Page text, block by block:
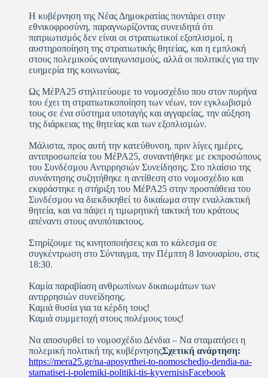
Η κυβέρνηση της Νέας Δημοκρατίας ποντάρει στην
εθνικοφροσύνη, παραγνωρίζοντας συνειδητά ότι
πατριωτισμός δεν είναι οι στρατιωτικοί εξοπλισμοί, η
αυστηροποίηση της στρατιωτικής θητείας, και η εμπλοκή
στους πολεμικούς ανταγωνισμούς, αλλά οι πολιτικές για την
ευημερία της κοινωνίας.
Ως ΜέΡΑ25 στηλιτεύουμε το νομοσχέδιο που στον πυρήνα
του έχει τη στρατιωτικοποίηση των νέων, τον εγκλωβισμό
τους σε ένα σύστημα υποταγής και αγγαρείας, την αύξηση
της διάρκειας της θητείας και των εξοπλισμών.
Μάλιστα, προς αυτή την κατεύθυνση, πριν λίγες ημέρες,
αντιπροσωπεία του ΜέΡΑ25, συναντήθηκε με εκπροσώπους
του Συνδέσμου Αντιρρησιών Συνείδησης. Στο πλαίσιο της
συνάντησης συζητήθηκε η αντίθεση στο νομοσχέδιο και
εκφράστηκε η στήριξη του ΜέΡΑ25 στην προσπάθεια του
Συνδέσμου να διεκδικηθεί το δικαίωμα στην εναλλακτική
θητεία, και να πάψει η τιμωρητική τακτική του κράτους
απέναντι στους ανυπότακτους.
Στηρίζουμε τις κινητοποιήσεις και το κάλεσμα σε
συγκέντρωση στο Σύνταγμα, την Πέμπτη 8 Ιανουαρίου, στις
18:30.
Καμία παραβίαση ανθρωπίνων δικαιωμάτων των
αντιρρησιών συνείδησης.
Καμιά θυσία για τα κέρδη τους!
Καμιά συμμετοχή στους πολέμους τους!
Να αποσυρθεί το νομοσχέδιο Δένδια – Να σταματήσει η
πολεμική πολιτική της κυβέρνησηςΣχετική ανάρτηση:
https://mera25.gr/na-aposyrthei-to-nomoschedio-dendia-na-
stamatisei-i-polemiki-politiki-tis-kyvernisisFacebook